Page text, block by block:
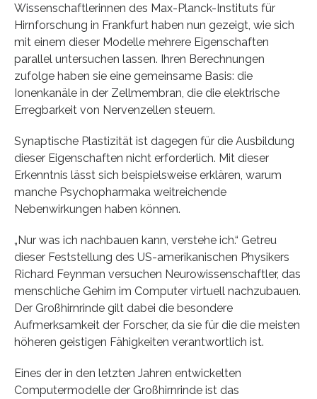
Wissenschaftlerinnen des Max-Planck-Instituts für
Hirnforschung in Frankfurt haben nun gezeigt, wie sich
mit einem dieser Modelle mehrere Eigenschaften
parallel untersuchen lassen. Ihren Berechnungen
zufolge haben sie eine gemeinsame Basis: die
Ionenkanäle in der Zellmembran, die die elektrische
Erregbarkeit von Nervenzellen steuern.
Synaptische Plastizität ist dagegen für die Ausbildung
dieser Eigenschaften nicht erforderlich. Mit dieser
Erkenntnis lässt sich beispielsweise erklären, warum
manche Psychopharmaka weitreichende
Nebenwirkungen haben können.
„Nur was ich nachbauen kann, verstehe ich.“ Getreu
dieser Feststellung des US-amerikanischen Physikers
Richard Feynman versuchen Neurowissenschaftler, das
menschliche Gehirn im Computer virtuell nachzubauen.
Der Großhirnrinde gilt dabei die besondere
Aufmerksamkeit der Forscher, da sie für die die meisten
höheren geistigen Fähigkeiten verantwortlich ist.
Eines der in den letzten Jahren entwickelten
Computermodelle der Großhirnrinde ist das